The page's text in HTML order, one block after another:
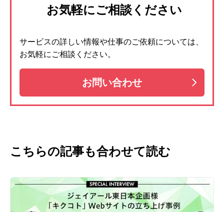
お気軽にご相談ください
サービスの詳しい情報や仕事のご依頼については、
お気軽にご相談ください。
お問い合わせ
こちらの記事も合わせて読む